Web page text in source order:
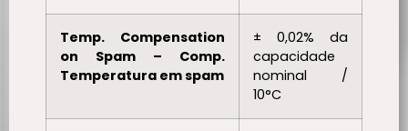
Temp. Compensation
on Spam – Comp.
Temperatura em spam
± 0,02% da
capacidade
nominal /
10°C